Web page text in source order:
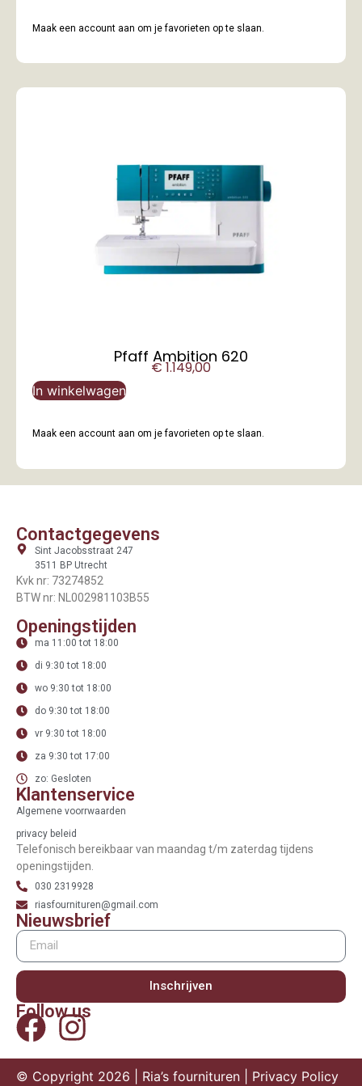
Maak een account aan om je favorieten op te slaan.
Pfaff Ambition 620
€1.149,00
In winkelwagen
Maak een account aan om je favorieten op te slaan.
Contactgegevens
Sint Jacobsstraat 247
3511 BP Utrecht
Kvk nr: 73274852
BTW nr: NL002981103B55
Openingstijden
ma 11:00 tot 18:00
di 9:30 tot 18:00
wo 9:30 tot 18:00
do 9:30 tot 18:00
vr 9:30 tot 18:00
za 9:30 tot 17:00
zo: Gesloten
Klantenservice
Algemene voorrwaarden
privacy beleid
Telefonisch bereikbaar van maandag t/m zaterdag tijdens
openingstijden.
030 2319928
riasfournituren@gmail.com
Nieuwsbrief
Inschrijven
Follow us
© Copyright 2026 | Ria’s fournituren | Privacy Policy